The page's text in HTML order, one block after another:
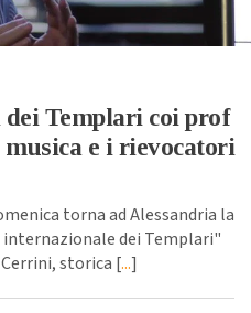
Templari coi prof
e i rievocatori
torna ad Alessandria la
internazionale dei Templari"
storica [...]